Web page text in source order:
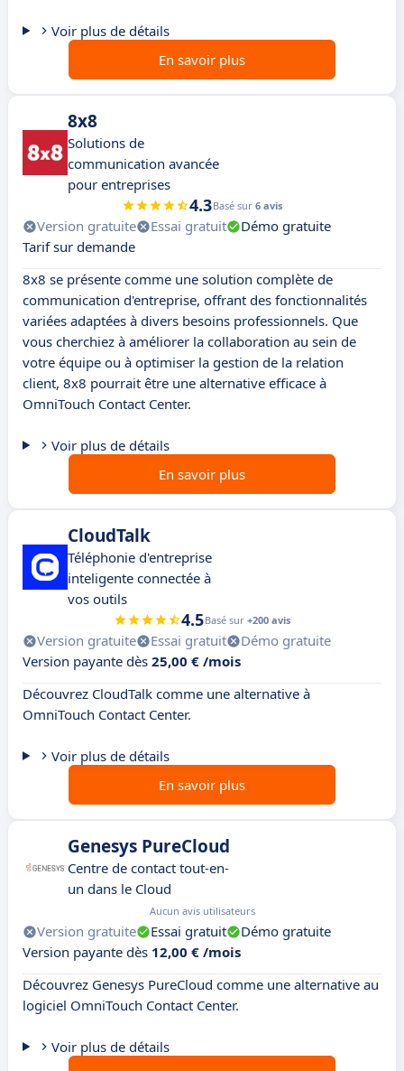
Voir plus de détails
En savoir plus
8x8
Solutions de
communication avancée
pour entreprises
4.3Basé sur 6 avis
Version gratuite Essai gratuit
Démo gratuite
Tarif sur demande
8x8 se présente comme une solution complète de
communication d'entreprise, offrant des fonctionnalités
variées adaptées à divers besoins professionnels. Que
vous cherchiez à améliorer la collaboration au sein de
votre équipe ou à optimiser la gestion de la relation
client, 8x8 pourrait être une alternative efficace à
OmniTouch Contact Center.
Voir plus de détails
En savoir plus
CloudTalk
Téléphonie d'entreprise
inteligente connectée à
vos outils
4.5Basé sur +200 avis
Version gratuite Essai gratuit
Démo gratuite
Version payante dès 25,00 € /mois
Découvrez CloudTalk comme une alternative à
OmniTouch Contact Center.
Voir plus de détails
En savoir plus
Genesys PureCloud
Centre de contact tout-en-
un dans le Cloud
Aucun avis utilisateurs
Version gratuite Essai gratuit
Démo gratuite
Version payante dès 12,00 € /mois
Découvrez Genesys PureCloud comme une alternative au
logiciel OmniTouch Contact Center.
Voir plus de détails